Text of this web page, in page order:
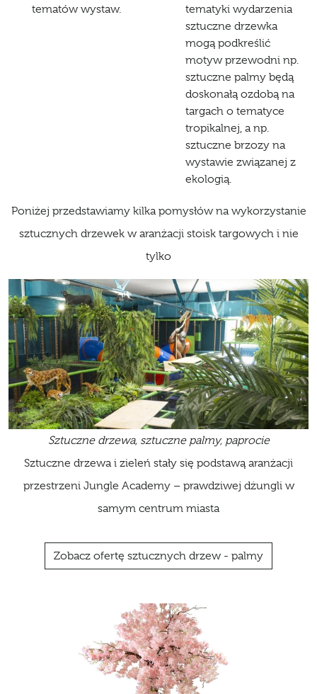
tematów wystaw.
tematyki wydarzenia
sztuczne drzewka
mogą podkreślić
motyw przewodni np.
sztuczne palmy będą
doskonałą ozdobą na
targach o tematyce
tropikalnej, a np.
sztuczne brzozy na
wystawie związanej z
ekologią.
Poniżej przedstawiamy kilka pomysłów na wykorzystanie
sztucznych drzewek w aranżacji stoisk targowych i nie
tylko
Sztuczne drzewa, sztuczne palmy, paprocie
Sztuczne drzewa i zieleń stały się podstawą aranżacji
przestrzeni Jungle Academy – prawdziwej dżungli w
samym centrum miasta
Zobacz ofertę sztucznych drzew - palmy